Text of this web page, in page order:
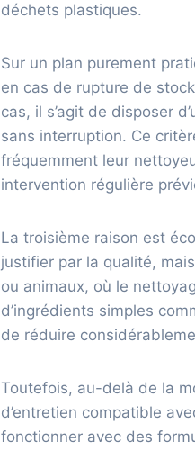
déchets plastiques.
Sur un plan purement
en cas de rupture de
cas, il s’agit de disposer
sans interruption. Ce
fréquemment leur
intervention régulière
La troisième raison est
justifier par la qualité,
ou animaux, où le
d’ingrédients simples
de réduire
Toutefois, au-delà de la
d’entretien compatible
fonctionner avec des